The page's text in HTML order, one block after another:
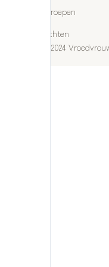
Herroepen
Klachten
Copyright 2024